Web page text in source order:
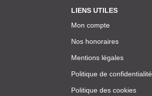
LIENS UTILES
Mon compte
Nos honoraires
Mentions légales
Politique de confidentialité
Politique des cookies